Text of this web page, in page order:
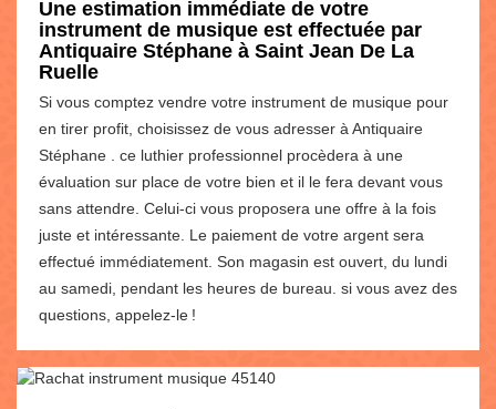
Une estimation immédiate de votre
instrument de musique est effectuée par
Antiquaire Stéphane à Saint Jean De La
Ruelle
Si vous comptez vendre votre instrument de musique pour
en tirer profit, choisissez de vous adresser à Antiquaire
Stéphane . ce luthier professionnel procèdera à une
évaluation sur place de votre bien et il le fera devant vous
sans attendre. Celui-ci vous proposera une offre à la fois
juste et intéressante. Le paiement de votre argent sera
effectué immédiatement. Son magasin est ouvert, du lundi
au samedi, pendant les heures de bureau. si vous avez des
questions, appelez-le !